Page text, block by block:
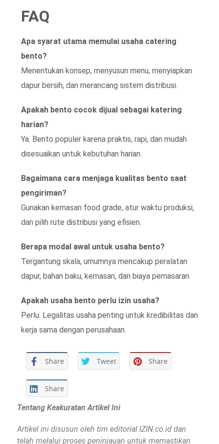
FAQ
Apa syarat utama memulai usaha catering
bento?
Menentukan konsep, menyusun menu, menyiapkan
dapur bersih, dan merancang sistem distribusi.
Apakah bento cocok dijual sebagai katering
harian?
Ya. Bento populer karena praktis, rapi, dan mudah
disesuaikan untuk kebutuhan harian.
Bagaimana cara menjaga kualitas bento saat
pengiriman?
Gunakan kemasan food grade, atur waktu produksi,
dan pilih rute distribusi yang efisien.
Berapa modal awal untuk usaha bento?
Tergantung skala, umumnya mencakup peralatan
dapur, bahan baku, kemasan, dan biaya pemasaran.
Apakah usaha bento perlu izin usaha?
Perlu. Legalitas usaha penting untuk kredibilitas dan
kerja sama dengan perusahaan.
Share Tweet Share
Share
Tentang Keakuratan Artikel Ini
Artikel ini disusun oleh tim editorial IZIN.co.id dan
telah melalui proses peninjauan untuk memastikan